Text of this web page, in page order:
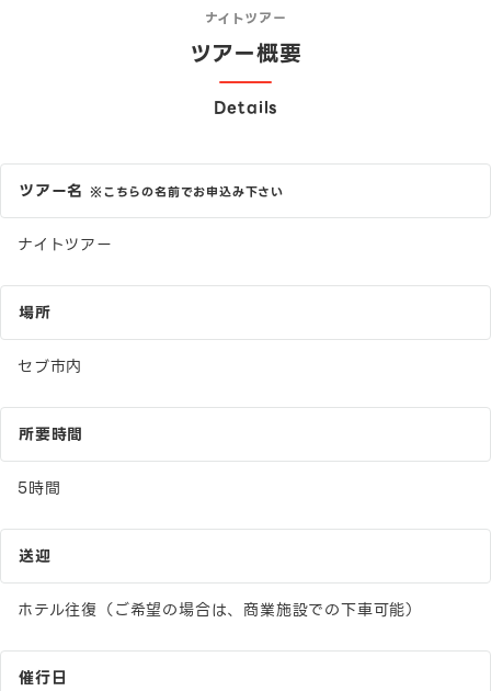
ナイトツアー
ツアー概要
Details
ツアー名 ※こちらの名前でお申込み下さい
ナイトツアー
場所
セブ市内
所要時間
5時間
送迎
ホテル往復（ご希望の場合は、商業施設での下車可能）
催行日